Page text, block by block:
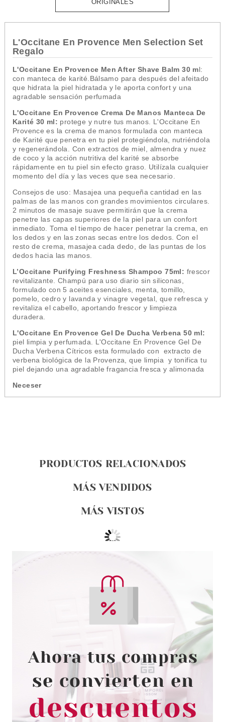
ORIGINALES
L'Occitane En Provence Men Selection Set
Regalo
L'Occitane En Provence Men After Shave Balm 30 ml:
con manteca de karité.Bálsamo para después del afeitado
que hidrata la piel hidratada y le aporta confort y una
agradable sensación perfumada
L'Occitane En Provence Crema De Manos Manteca De
Karité 30 ml: protege y nutre tus manos. L'Occitane En
Provence es la crema de manos formulada con manteca
de Karité que penetra en tu piel protegiéndola, nutriéndola
y regenerándola. Con extractos de miel, almendra y nuez
de coco y la acción nutritiva del karité se absorbe
rápidamente en tu piel sin efecto graso. Utilízala cualquier
momento del día y las veces que sea necesario.
Consejos de uso: Masajea una pequeña cantidad en las
palmas de las manos con grandes movimientos circulares.
2 minutos de masaje suave permitirán que la crema
penetre las capas superiores de la piel para un confort
inmediato. Toma el tiempo de hacer penetrar la crema, en
los dedos y en las zonas secas entre los dedos. Con el
resto de crema, masajea cada dedo, de las puntas de los
dedos hacia las manos.
L’Occitane Purifying Freshness Shampoo 75ml: frescor
revitalizante. Champú para uso diario sin siliconas,
formulado con 5 aceites esenciales, menta, tomillo,
pomelo, cedro y lavanda y vinagre vegetal, que refresca y
revitaliza el cabello, aportando frescor y limpieza
duradera.
L'Occitane En Provence Gel De Ducha Verbena 50 ml:
piel limpia y perfumada. L'Occitane En Provence Gel De
Ducha Verbena Cítricos esta formulado con extracto de
verbena biológica de la Provenza, que limpia y tonifica tu
piel dejando una agradable fragancia fresca y alimonada
Neceser
PRODUCTOS RELACIONADOS
MÁS VENDIDOS
MÁS VISTOS
L´OCCITANE EN PROVENCE
L'OCCITANE EN PROVENCE
MASCARILLA PURIFICANTE 75
ML
Pvr 29.00€
-31%
desde
20.00€